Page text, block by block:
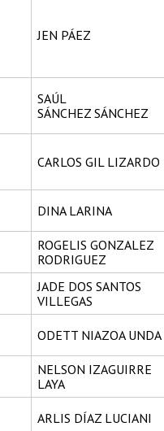
JEN PÁEZ
SAÚL
SÁNCHEZ SÁNCHEZ
CARLOS GIL LIZARDO
DINA LARINA
ROGELIS GONZALEZ
RODRIGUEZ
JADE DOS SANTOS
VILLEGAS
ODETT NIAZOA UNDA
NELSON IZAGUIRRE
LAYA
ARLIS DÍAZ LUCIANI